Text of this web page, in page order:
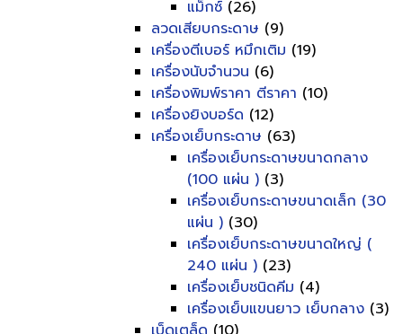
แม็กซ์ (26)
ลวดเสียบกระดาษ (9)
เครื่องตีเบอร์ หมึกเติม (19)
เครื่องนับจำนวน (6)
เครื่องพิมพ์ราคา ตีราคา (10)
เครื่องยิงบอร์ด (12)
เครื่องเย็บกระดาษ (63)
เครื่องเย็บกระดาษขนาดกลาง
(100 แผ่น ) (3)
เครื่องเย็บกระดาษขนาดเล็ก (30
แผ่น ) (30)
เครื่องเย็บกระดาษขนาดใหญ่ (
240 แผ่น ) (23)
เครื่องเย็บชนิดคีม (4)
เครื่องเย็บแขนยาว เย็บกลาง (3)